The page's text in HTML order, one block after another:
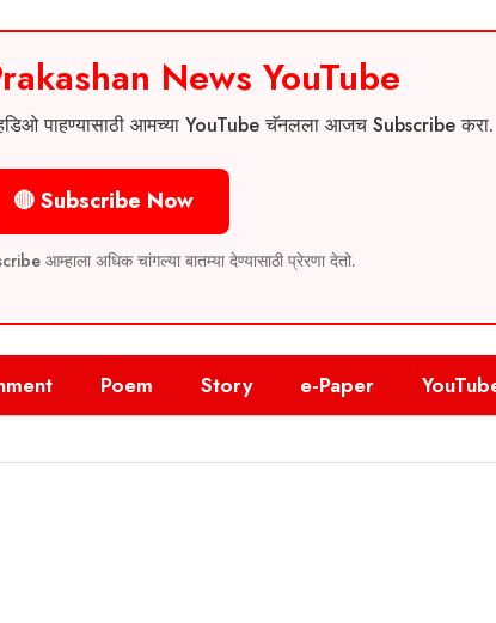
News YouTube
पाहण्यासाठी आमच्या YouTube चॅनलला आजच Subscribe करा.
🔴 Subscribe Now
आम्हाला अधिक चांगल्या बातम्या देण्यासाठी प्रेरणा देतो.
Poem Story e-Paper